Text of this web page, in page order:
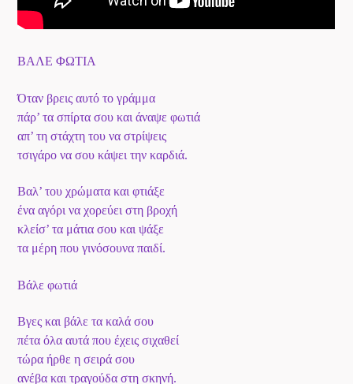
ΒΑΛΕ ΦΩΤΙΑ
Όταν βρεις αυτό το γράμμα
πάρ’ τα σπίρτα σου και άναψε φωτιά
απ’ τη στάχτη του να στρίψεις
τσιγάρο να σου κάψει την καρδιά.
Βαλ’ του χρώματα και φτιάξε
ένα αγόρι να χορεύει στη βροχή
κλείσ’ τα μάτια σου και ψάξε
τα μέρη που γινόσουνα παιδί.
Βάλε φωτιά
Βγες και βάλε τα καλά σου
πέτα όλα αυτά που έχεις σιχαθεί
τώρα ήρθε η σειρά σου
ανέβα και τραγούδα στη σκηνή.